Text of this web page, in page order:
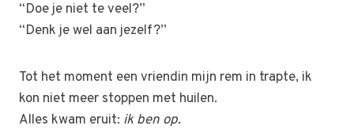
“Doe je niet te veel?”
“Denk je wel aan jezelf?”
Tot het moment een vriendin mijn rem in trapte, ik
kon niet meer stoppen met huilen.
Alles kwam eruit: ik ben op.